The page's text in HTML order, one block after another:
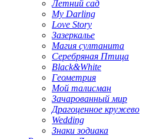
Летний сад
My Darling
Love Story
Зазеркалье
Магия султанита
Серебряная Птица
Black&White
Геометрия
Мой талисман
Зачарованный мир
Драгоценное кружево
Wedding
Знаки зодиака